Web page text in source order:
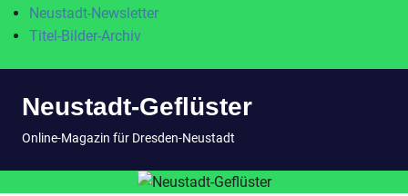
Neustadt-Newsletter
Titel-Bilder-Archiv
InhaltNeustadt-Geflüster
Online-Magazin für Dresden-Neustadt